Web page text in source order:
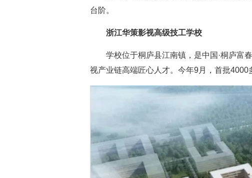
台阶。
浙江华策影视高级技工学校
学校位于桐庐县江南镇，是中国·桐庐富
视产业链高端匠心人才。今年9月，首批4000